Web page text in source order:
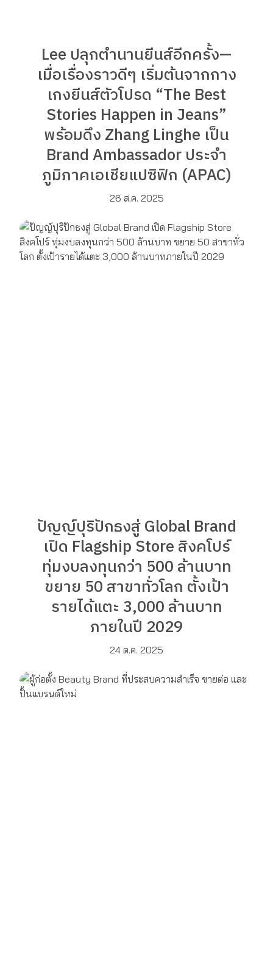
Lee ปลุกตำนานยีนส์อีกครั้ง—
เมื่อเรื่องราวดีๆ เริ่มต้นจากกาง
เกงยีนส์ตัวโปรด “The Best
Stories Happen in Jeans”
พร้อมดึง Zhang Linghe เป็น
Brand Ambassador ประจำ
ภูมิภาคเอเชียแปซิฟิก (APAC)
26 ส.ค. 2025
ปัญญ์ปุริปักธงสู่ Global Brand
เปิด Flagship Store สิงคโปร์
ทุ่มงบลงทุนกว่า 500 ล้านบาท
ขยาย 50 สาขาทั่วโลก ตั้งเป้า
รายได้แตะ 3,000 ล้านบาท
ภายในปี 2029
24 ต.ค. 2025